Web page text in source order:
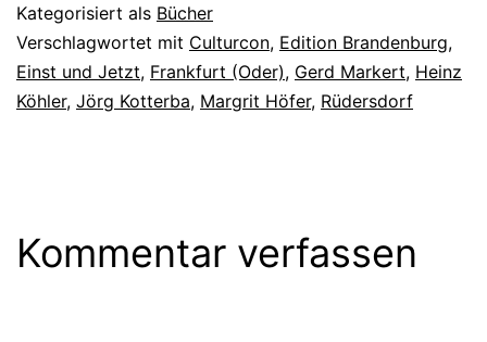
Kategorisiert als Bücher
Verschlagwortet mit Culturcon, Edition Brandenburg,
Einst und Jetzt, Frankfurt (Oder), Gerd Markert, Heinz
Köhler, Jörg Kotterba, Margrit Höfer, Rüdersdorf
Kommentar verfassen